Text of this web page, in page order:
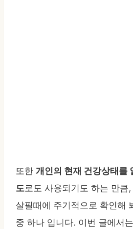
또한 개인의 현재 건강상태를
도로도 사용되기도 하는 만큼
살필때에 주기적으로 확인해
중 하나 입니다. 이번 글에서는